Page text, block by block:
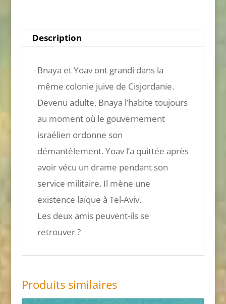
Description
Bnaya et Yoav ont grandi dans la
même colonie juive de Cisjordanie.
Devenu adulte, Bnaya l’habite toujours
au moment où le gouvernement
israélien ordonne son
démantèlement. Yoav l’a quittée après
avoir vécu un drame pendant son
service militaire. Il mène une
existence laïque à Tel-Aviv.
Les deux amis peuvent-ils se
retrouver ?
Produits similaires